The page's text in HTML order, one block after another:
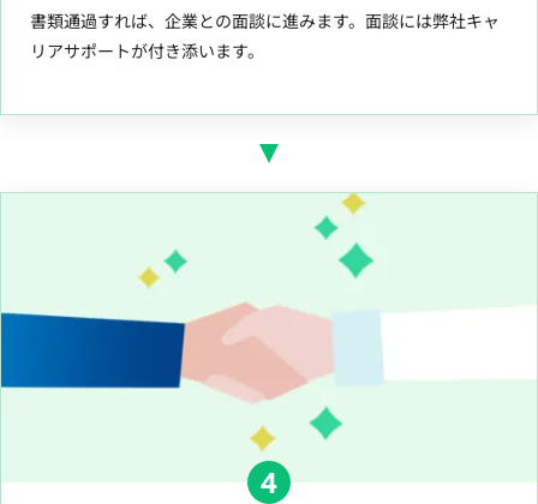
書類通過すれば、企業との面談に進みます。面談には弊社キャ
リアサポートが付き添います。
4